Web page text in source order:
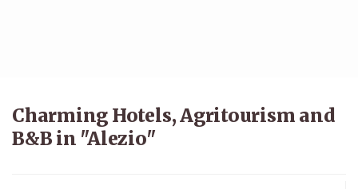
Charming Hotels, Agritourism and
B&B in "Alezio"